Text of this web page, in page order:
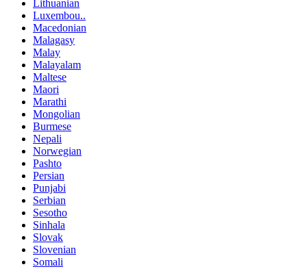
Lithuanian
Luxembou..
Macedonian
Malagasy
Malay
Malayalam
Maltese
Maori
Marathi
Mongolian
Burmese
Nepali
Norwegian
Pashto
Persian
Punjabi
Serbian
Sesotho
Sinhala
Slovak
Slovenian
Somali